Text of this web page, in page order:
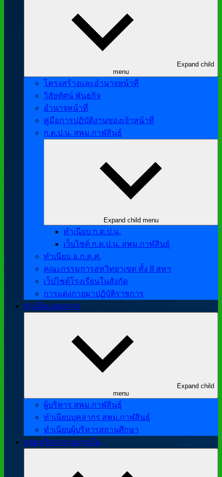
Expand child
menu
โครงสร้างและอำนาจหน้าที่
วิสัยทัศน์ พันธกิจ
อำนาจหน้าที่
คู่มือการปฏิบัติงานของเจ้าหน้าที่
ก.ต.ป.น. สพม.กาฬสินธุ์
Expand child menu
ทำเนียบ ก.ต.ป.น.
เว็บไซต์ ก.ต.ป.น. สพม.กาฬสินธุ์
ทำเนียบ อ.ก.ค.ศ.
คณะกรรมการสหวิทยาเขต ทั้ง 8 สหฯ
เว็ปไซต์โรงเรียนในสังกัด
การแต่งกายมาปฏิบัติราชการ
ทำเนียบบุคลากร
Expand child
menu
ผู้บริหาร สพม.กาฬสินธุ์
ทำเนียบบุคลากร สพม.กาฬสินธุ์
ทำเนียบผู้บริหารสถานศึกษา
กลุ่มบริหารงานภายใน